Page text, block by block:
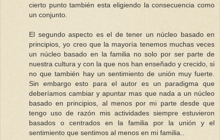
cierto punto también esta eligiendo la consecuencia como
un conjunto.
El segundo aspecto es el de tener un núcleo basado en
principios, yo creo que la mayoría tenemos muchas veces
un núcleo basado en la familia no solo por ser parte de
nuestra cultura y con la que nos han enseñado y crecido, si
no que también hay un sentimiento de unión muy fuerte.
Sin embargo esto para el autor es un paradigma que
deberíamos cambiar y apuntar mas que nada a un núcleo
basado en principios, al menos por mi parte desde que
tengo uso de razón mis actividades siempre estuvieron
basados o centrados en la familia por la unión y el
sentimiento que sentimos al menos en mi familia..